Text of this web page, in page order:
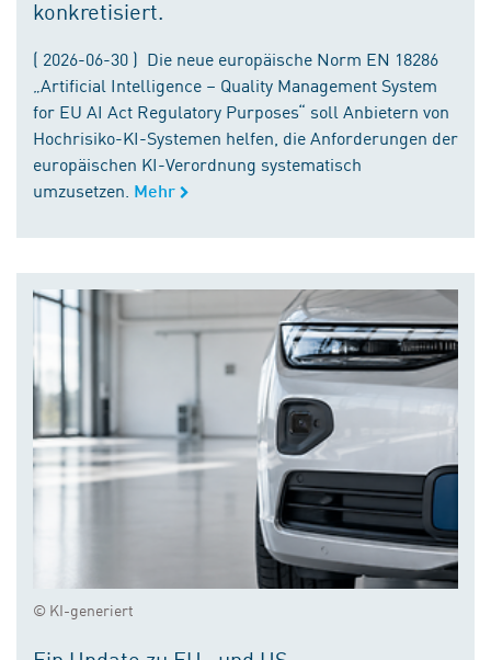
konkretisiert.
( 2026-06-30 ) Die neue europäische Norm EN 18286
„Artificial Intelligence – Quality Management System
for EU AI Act Regulatory Purposes“ soll Anbietern von
Hochrisiko-KI-Systemen helfen, die Anforderungen der
europäischen KI-Verordnung systematisch
umzusetzen. Mehr
© KI-generiert